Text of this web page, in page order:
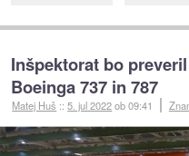
Inšpektorat bo
Boeinga 737 in 787
Matej Huš ::5. jul 2022ob 09:41